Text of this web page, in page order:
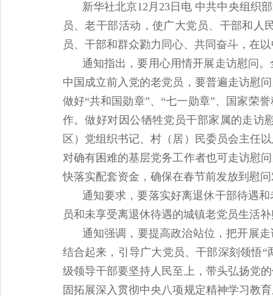
新华社北京12月23日电 中共中央组织
员、老干部活动，使广大党员、干部和人
员、干部和群众勠力同心、共同奋斗，在
通知指出，要用心用情开展走访慰问
中国成立前入党的老党员，要普遍走访慰
做好“共和国勋章”、“七一勋章”、国家荣
作。做好对因公牺牲党员干部家属的走访
区）党组织书记、村（居）民委员会主任
对确有困难的基层党务工作者也可走访慰
快落实配套资金，确保在春节前发放到慰
通知要求，要落实好离退休干部待遇
员和未享受离退休待遇的城镇老党员生活
通知强调，要提高政治站位，把开展
结合起来，引导广大党员、干部深刻领悟“
级领导干部要坚持人民至上，带头弘扬党
固拓展深入贯彻中央八项规定精神学习教